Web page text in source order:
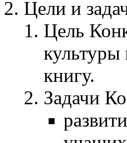
Цели и
Цель
культуры
книгу.
Задачи